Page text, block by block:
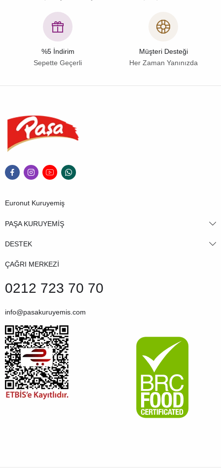
%5 İndirim
Sepette Geçerli
Müşteri Desteği
Her Zaman Yanınızda
Euronut Kuruyemiş
PAŞA KURUYEMİŞ
DESTEK
ÇAĞRI MERKEZİ
0212 723 70 70
info@pasakuruyemis.com